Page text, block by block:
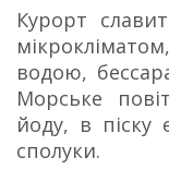
Курорт
водою,
Морське
йоду, в піску
сполуки.